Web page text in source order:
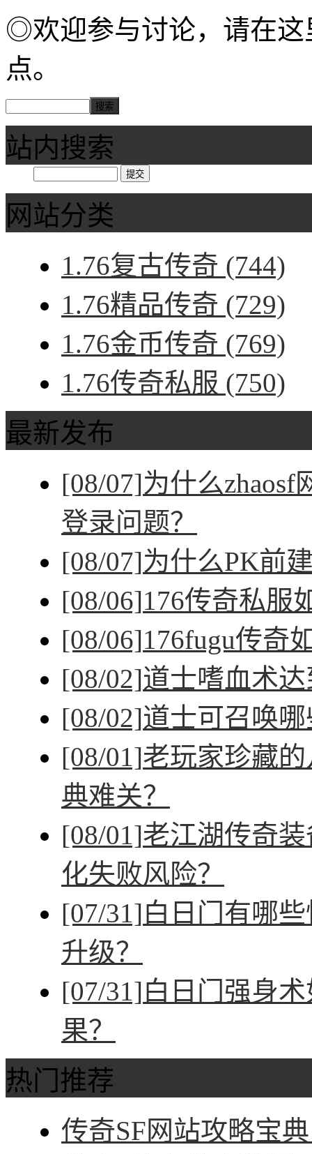
◎欢迎参与讨论，请在这
点。
站内搜索
网站分类
1.76复古传奇 (744)
1.76精品传奇 (729)
1.76金币传奇 (769)
1.76传奇私服 (750)
最新发布
[08/07]为什么
登录问题？
[08/07]为什么PK前
[08/06]176传奇私服
[08/06]176fugu传奇
[08/02]道士嗜血术
[08/02]道士可召唤
[08/01]老玩家珍藏
典难关？
[08/01]老江湖传奇
化失败风险？
[07/31]白日门有哪
升级？
[07/31]白日门强身
果？
热门推荐
传奇SF网站攻略宝